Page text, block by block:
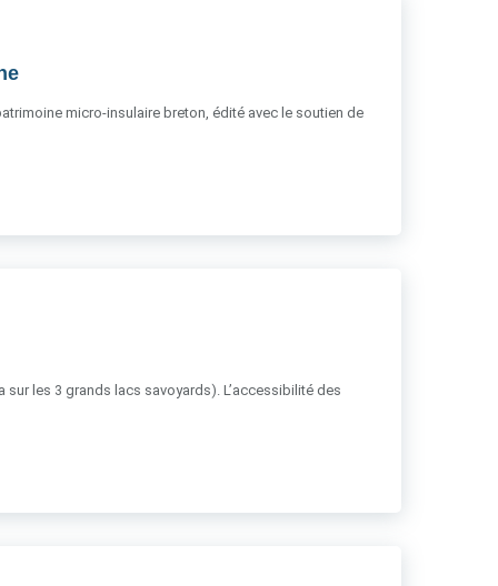
micro-insulaire breton, édité avec le soutien de
les 3 grands lacs savoyards). L’accessibilité des